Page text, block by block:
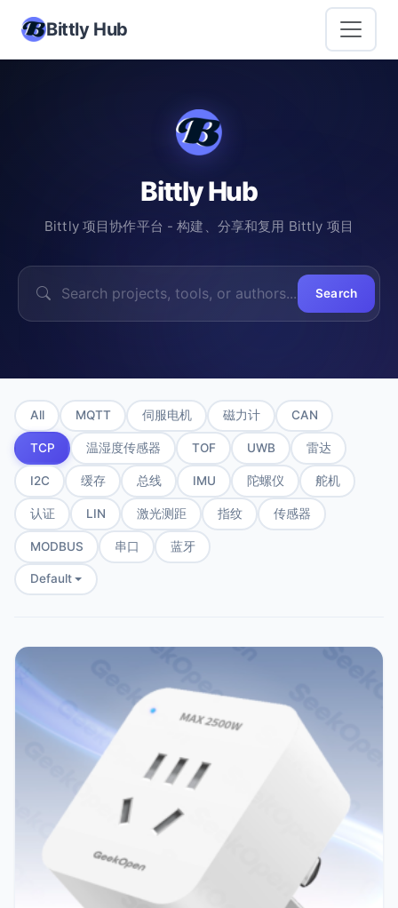
Bittly Hub
Bittly Hub
Bittly 项目协作平台 - 构建、分享和复用 Bittly 项目
Search
All MQTT 伺服电机 磁力计 CAN
TCP 温湿度传感器 TOF UWB 雷达
I2C 缓存 总线 IMU 陀螺仪 舵机
认证 LIN 激光测距 指纹 传感器
MODBUS 串口 蓝牙
Default